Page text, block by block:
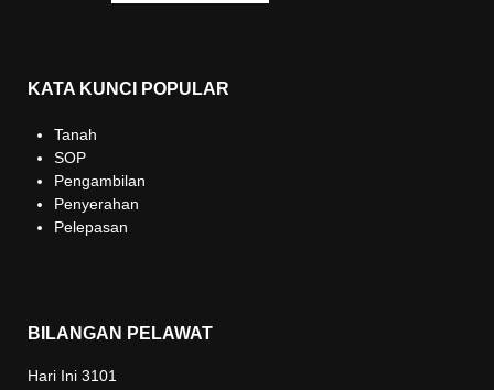
KATA KUNCI POPULAR
Tanah
SOP
Pengambilan
Penyerahan
Pelepasan
BILANGAN PELAWAT
Hari Ini 3101